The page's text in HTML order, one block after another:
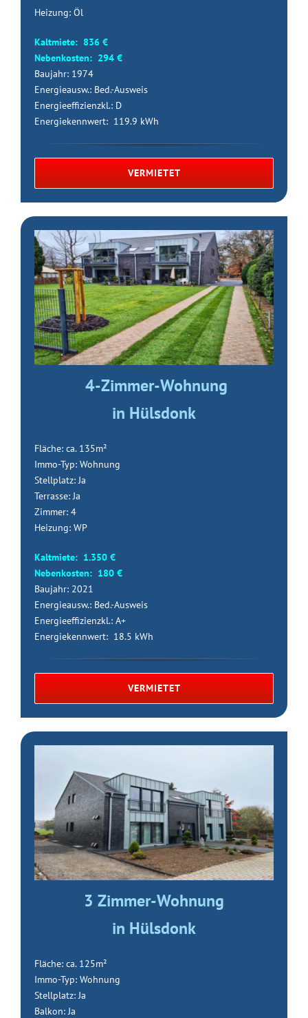
Heizung: Öl
Kaltmiete: 836 €
Nebenkosten: 294 €
Baujahr: 1974
Energieausw.: Bed.-Ausweis
Energieeffizienzkl.: D
Energiekennwert: 119.9 kWh
VERMIETET
4-Zimmer-Wohnung
in Hülsdonk
Fläche: ca. 135m²
Immo-Typ: Wohnung
Stellplatz: Ja
Terrasse: Ja
Zimmer: 4
Heizung: WP
Kaltmiete: 1.350 €
Nebenkosten: 180 €
Baujahr: 2021
Energieausw.: Bed.-Ausweis
Energieeffizienzkl.: A+
Energiekennwert: 18.5 kWh
VERMIETET
3 Zimmer-Wohnung
in Hülsdonk
Fläche: ca. 125m²
Immo-Typ: Wohnung
Stellplatz: Ja
Balkon: Ja